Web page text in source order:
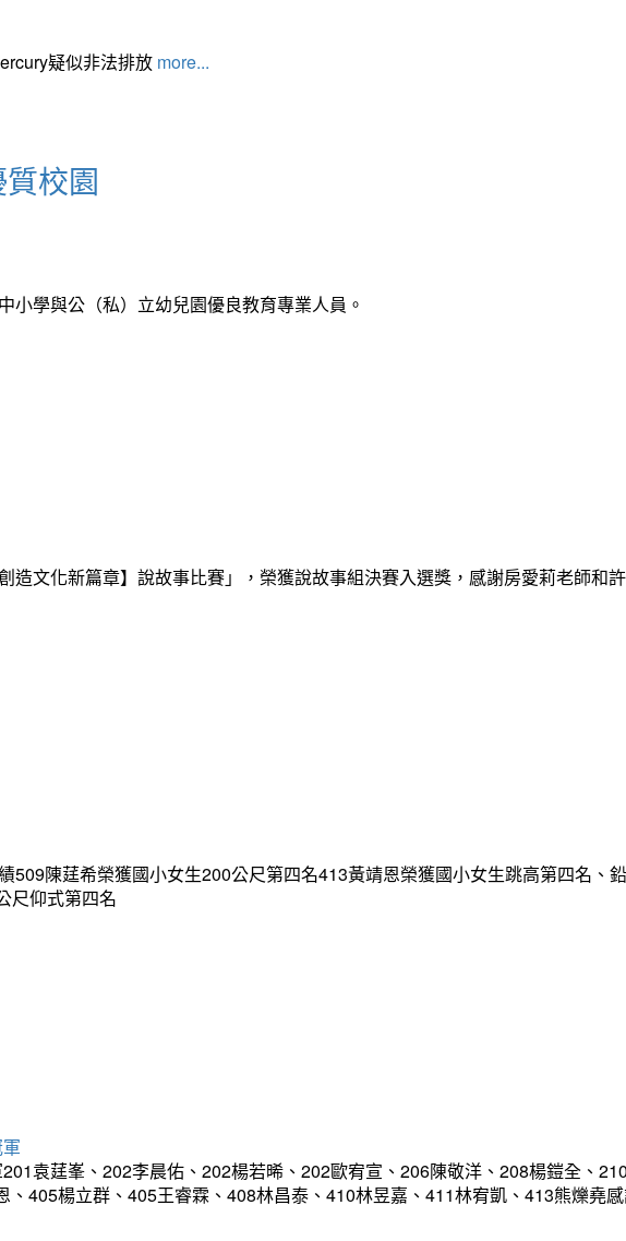
疑似非法排放 more...
校園
學與公（私）立幼兒園優良教育專業人員。
文化新篇章】說故事比賽」，榮獲說故事組決賽入選獎，感謝房愛莉老師和
陳莛希榮獲國小女生200公尺第四名413黃靖恩榮獲國小女生跳高第四名、
尺仰式第四名
袁莛峯、202李晨佑、202楊若晞、202歐宥宣、206陳敬洋、208楊鎧全、
405楊立群、405王睿霖、408林昌泰、410林昱嘉、411林宥凱、413熊爍堯